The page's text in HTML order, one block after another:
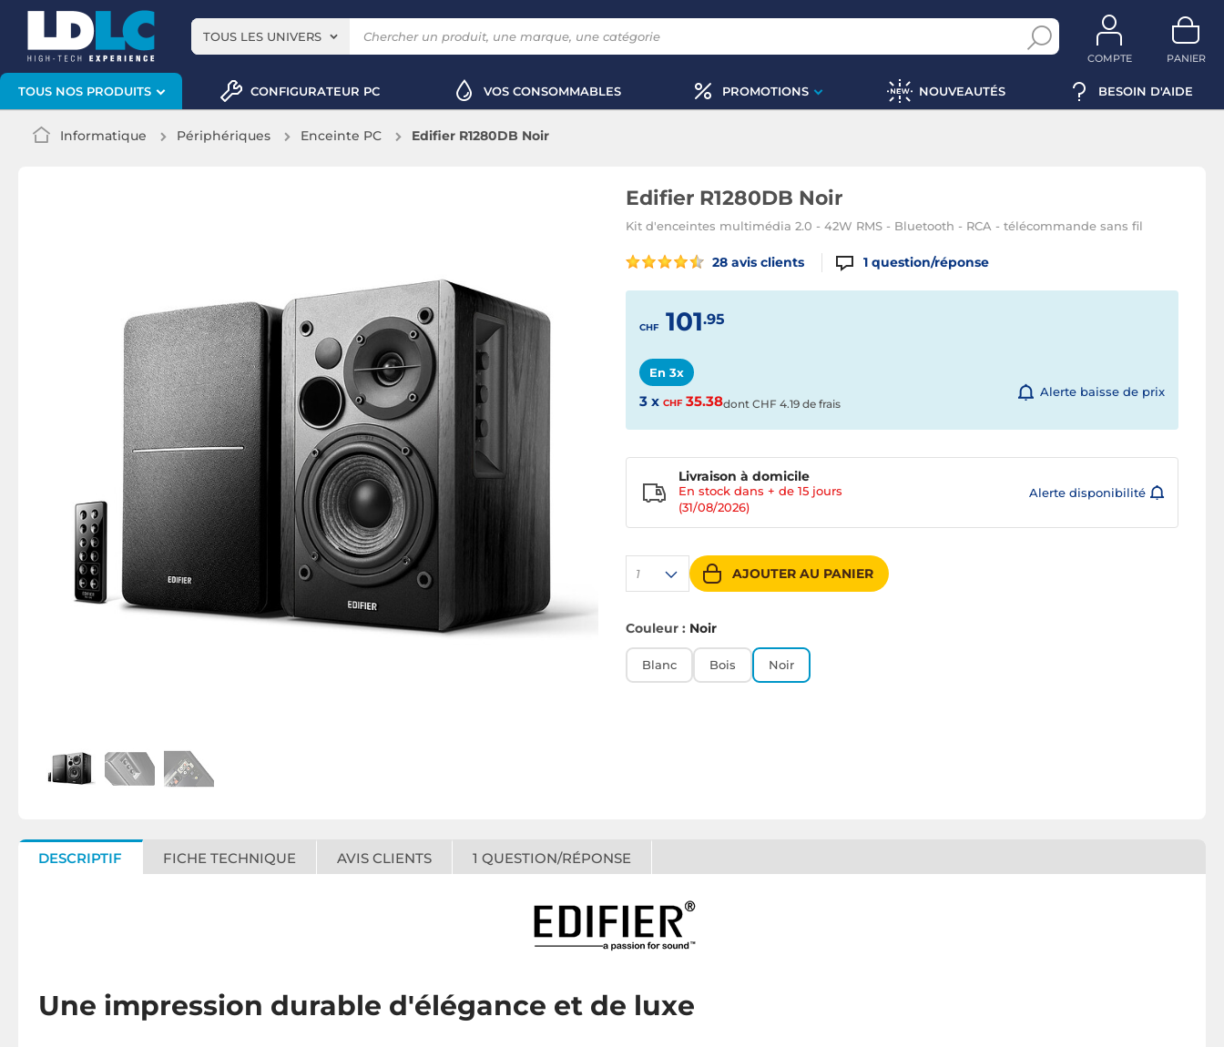
TOUS LES UNIVERS
COMPTE PANIER
TOUS NOS PRODUITS CONFIGURATEUR PC VOS CONSOMMABLES PROMOTIONS NOUVEAUTÉS BESOIN D'AIDE
Informatique Périphériques Enceinte PC Edifier R1280DB Noir
Edifier R1280DB Noir
Kit d'enceintes multimédia 2.0 - 42W RMS - Bluetooth - RCA - télécommande sans fil
28 avis clients 1 question/réponse
CHF 101.95
En 3x
3 x CHF35.38dont CHF 4.19 de frais
Alerte baisse de prix
1 AJOUTER AU PANIER
Livraison à domicile
En stock dans + de 15 jours
(31/08/2026)
Alerte disponibilité
Couleur : Noir
Blanc Bois Noir
DESCRIPTIF FICHE TECHNIQUE AVIS CLIENTS 1 QUESTION/RÉPONSE
Une impression durable d'élégance et de luxe